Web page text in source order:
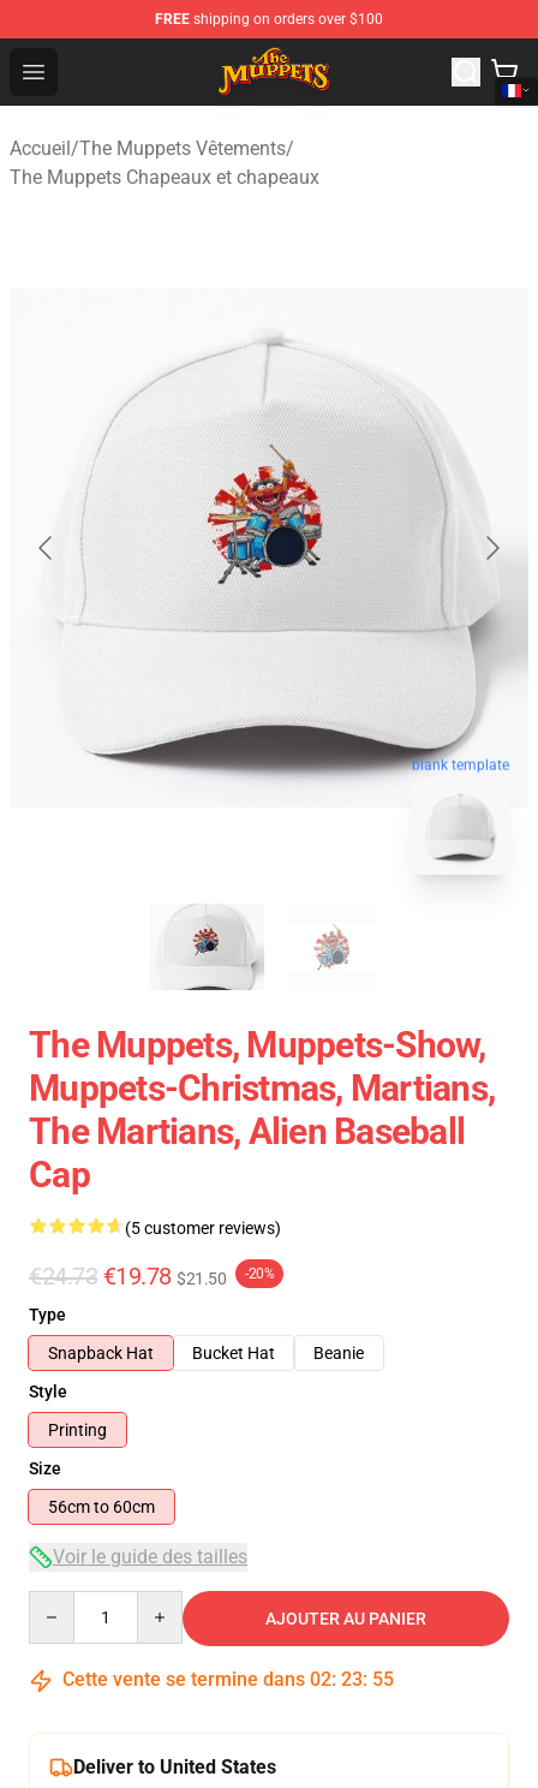
FREE shipping on orders over $100
Open menu
The Muppets Store - Official The Muppets Merchandise
Accueil/The Muppets Vêtements/
The Muppets Chapeaux et chapeaux
blank template
The Muppets, Muppets-Show,
Muppets-Christmas, Martians,
The Martians, Alien Baseball
Cap
(5 customer reviews)
€24.73 €19.78 $21.50 -20%
Type
Snapback Hat
Bucket Hat
Beanie
Style
Printing
Size
56cm to 60cm
Voir le guide des tailles
AJOUTER AU PANIER
Cette vente se termine dans 02: 23: 54
Deliver to United States